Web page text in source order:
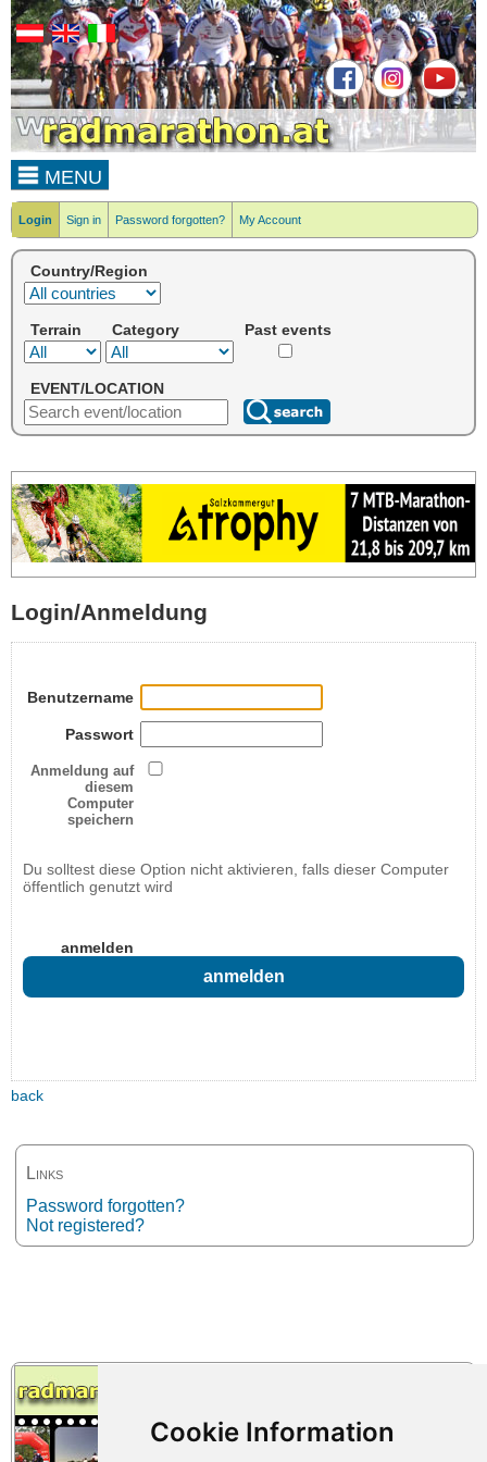
MENU
Login Sign in Password forgotten? My Account
Country/Region
Terrain Category Past events
EVENT/LOCATION
Login/Anmeldung
Links
Password forgotten?
Not registered?
Benutzername
Passwort
Anmeldung auf
diesem
Computer
speichern
Du solltest diese Option nicht aktivieren, falls dieser Computer
öffentlich genutzt wird
anmelden
back